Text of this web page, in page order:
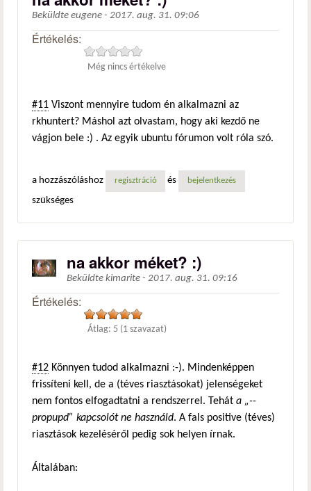
Beküldte eugene - 2017. aug. 31. 09:06
Értékelés:
Még nincs értékelve
#11 Viszont mennyire tudom én alkalmazni az
rkhuntert? Máshol azt olvastam, hogy aki kezdő ne
vágjon bele :) . Az egyik ubuntu fórumon volt róla szó.
a hozzászóláshoz regisztráció és bejelentkezés
szükséges
na akkor méket? :)
Beküldte kimarite - 2017. aug. 31. 09:16
Értékelés:
Átlag: 5 (1 szavazat)
#12 Könnyen tudod alkalmazni :-). Mindenképpen
frissíteni kell, de a (téves riasztásokat) jelenségeket
nem fontos elfogadtatni a rendszerrel. Tehát a „--
propupd” kapcsolót ne használd. A fals positive (téves)
riasztások kezeléséről pedig sok helyen írnak.
Általában: